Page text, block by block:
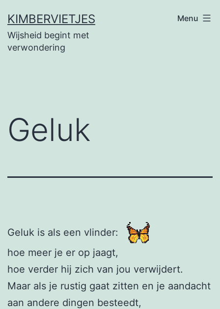
naar
de
KIMBERVIETJES
Wijsheid begint met
verwondering
Menu
Geluk
Geluk is als een vlinder:
hoe meer je er op jaagt,
hoe verder hij zich van jou verwijdert.
Maar als je rustig gaat zitten en je aandacht
aan andere dingen besteedt,